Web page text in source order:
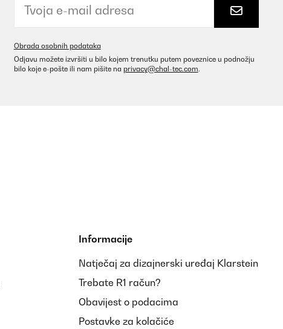
Obrada osobnih podataka
Odjavu možete izvršiti u bilo kojem trenutku putem poveznice u podnožju
bilo koje e-pošte ili nam pišite na privacy@chal-tec.com.
Informacije
Natječaj za dizajnerski uređaj Klarstein
Trebate R1 račun?
Obavijest o podacima
Postavke za kolačiće